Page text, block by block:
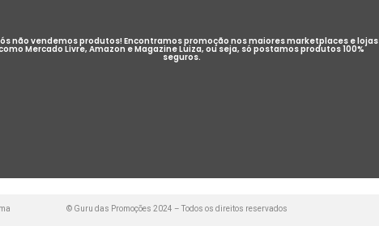
não vendemos produtos! Encontramos promoção nos maiores marketplaces e lojas
Mercado Livre, Amazon e Magazine Luiza, ou seja, só postamos produtos 100%
seguros.
© Guru das Promoções 2024 – Todos os direitos reservados